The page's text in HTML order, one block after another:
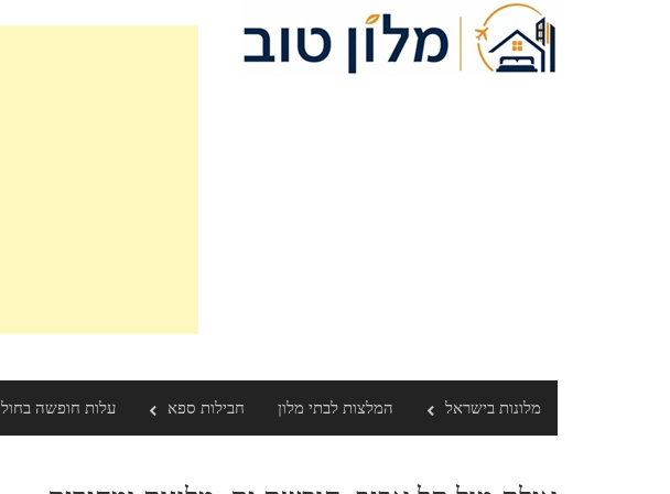
מלונות בישראל המלצות לבתי מלון חבילות ספא עלות חופשה בחול